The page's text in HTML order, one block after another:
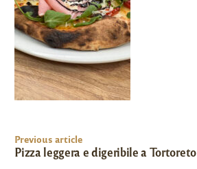
Post
navigation
Previous article
Pizza leggera e digeribile a Tortoreto